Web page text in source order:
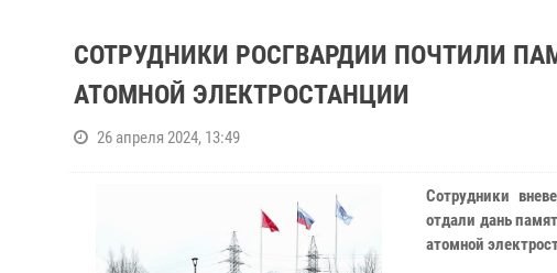
СОТРУДНИКИ РОСГВАРДИИ ПОЧТИЛИ
АТОМНОЙ ЭЛЕКТРОСТАНЦИИ
26 апреля 2024, 13:49
Сотрудники
отдали дань
атомной